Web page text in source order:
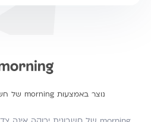
נוצר באמצעות morning של חשבונית ירוקה ® 2026